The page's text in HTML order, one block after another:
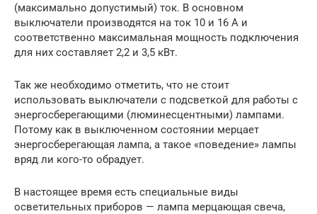
(максимально допустимый) ток. В основном
выключатели производятся на ток 10 и 16 А и
соответственно максимальная мощность подключения
для них составляет 2,2 и 3,5 кВт.
Так же необходимо отметить, что не стоит
использовать выключатели с подсветкой для работы с
энергосберегающими (люминесцентными) лампами.
Потому как в выключенном состоянии мерцает
энергосберегающая лампа, а такое «поведение» лампы
вряд ли кого-то обрадует.
В настоящее время есть специальные виды
осветительных приборов — лампа мерцающая свеча,